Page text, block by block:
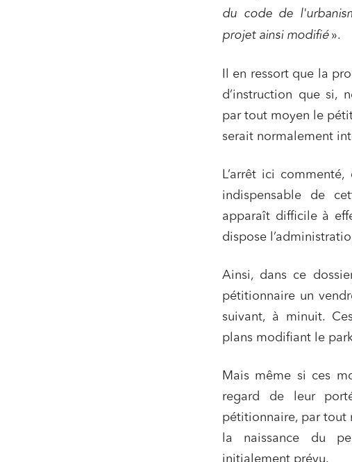
du code de
projet ainsi modifié».
Il en ressort que la
d’instruction que si,
par tout moyen le
serait normalement
L’arrêt ici
indispensable de
apparaît difficile à
dispose
Ainsi, dans ce
pétitionnaire un
suivant, à minuit.
plans modifiant le
Mais même si ces
regard de leur
pétitionnaire, par tout
la naissance du
initialement prévu.
Media et édition
Entreprises du
Mobilité et
conformité
Services publics
Droit des